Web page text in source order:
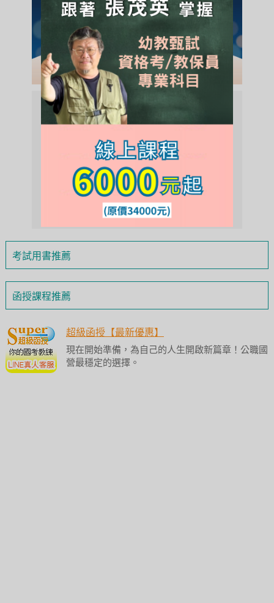
考試用書推薦
函授課程推薦
超級函授【最新優惠】
現在開始準備，為自己的人生開啟新篇章！公職國
營最穩定的選擇。